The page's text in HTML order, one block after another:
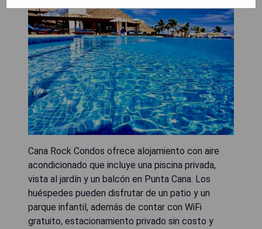
Cana Rock Condos ofrece alojamiento con aire
acondicionado que incluye una piscina privada,
vista al jardín y un balcón en Punta Cana. Los
huéspedes pueden disfrutar de un patio y un
parque infantil, además de contar con WiFi
gratuito, estacionamiento privado sin costo y